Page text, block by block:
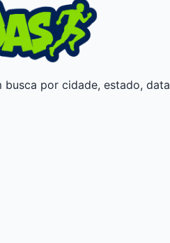
por cidade, estado,